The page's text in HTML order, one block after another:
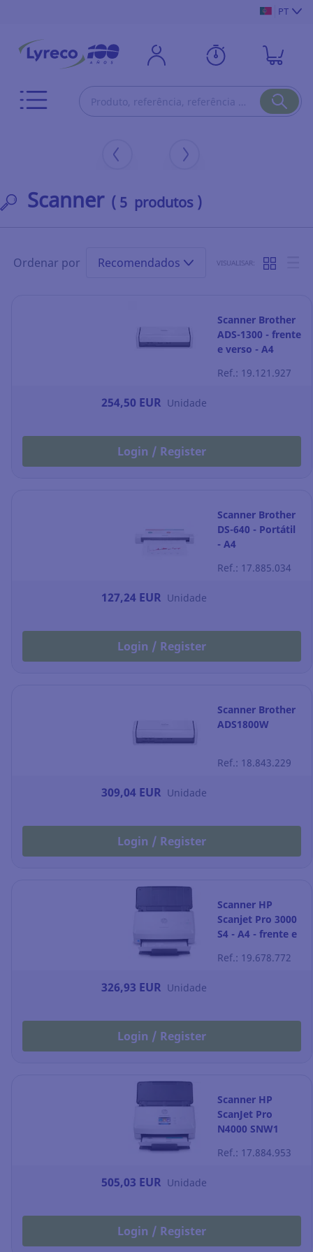
PT
Scanner ( 5 produtos )
Ordenar por Recomendados VISUALISAR:
Scanner Brother
ADS-1300 - frente
e verso - A4
Ref.: 19.121.927
254,50 EUR Unidade
Login / Register
Scanner Brother
DS-640 - Portátil
- A4
Ref.: 17.885.034
127,24 EUR Unidade
Login / Register
Scanner Brother
ADS1800W
Ref.: 18.843.229
309,04 EUR Unidade
Login / Register
Scanner HP
Scanjet Pro 3000
S4 - A4 - frente e
Ref.: 19.678.772
326,93 EUR Unidade
Login / Register
Scanner HP
ScanJet Pro
N4000 SNW1
Ref.: 17.884.953
505,03 EUR Unidade
Login / Register